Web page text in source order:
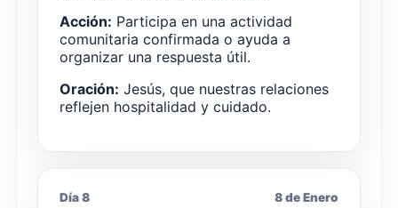
Acción: Participa en una actividad
comunitaria confirmada o ayuda a
organizar una respuesta útil.
Oración: Jesús, que nuestras relaciones
reflejen hospitalidad y cuidado.
Día 8 8 de Enero